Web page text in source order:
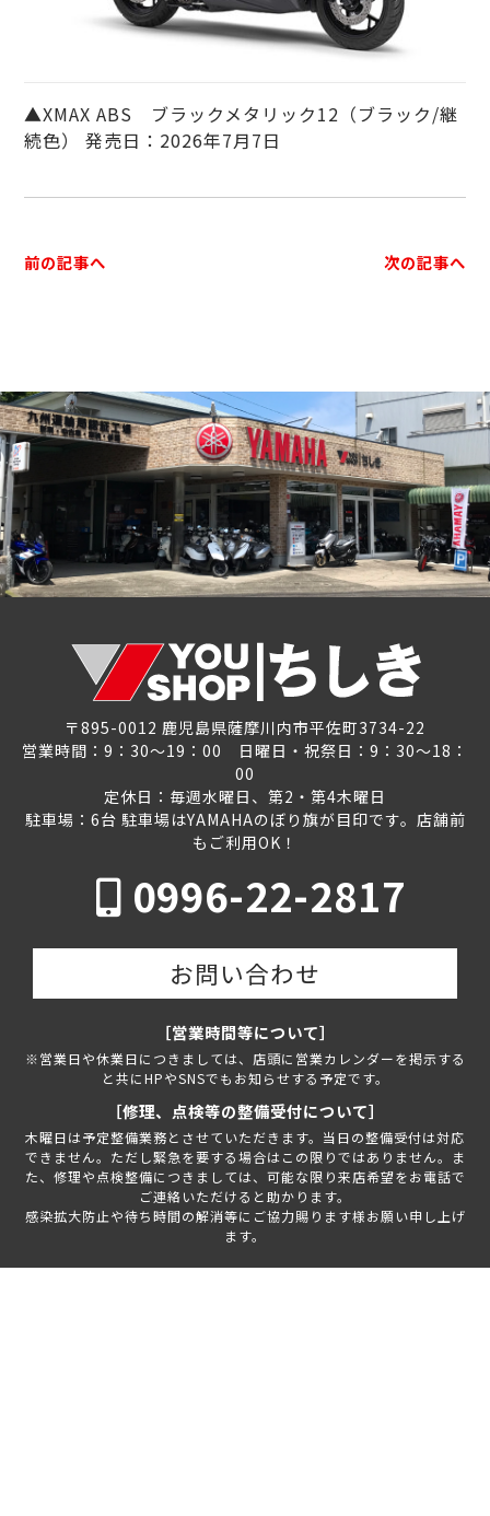
▲XMAX ABS ブラックメタリック12（ブラック/継
続色） 発売日：2026年7月7日
前の記事へ 次の記事へ
〒895-0012 鹿児島県薩摩川内市平佐町3734-22
営業時間：9：30～19：00 日曜日・祝祭日：9：30～18：
00
定休日：毎週水曜日、第2・第4木曜日
駐車場：6台 駐車場はYAMAHAのぼり旗が目印です。店舗前
もご利用OK！
0996-22-2817
お問い合わせ
［営業時間等について］
※営業日や休業日につきましては、店頭に営業カレンダーを掲示する
と共にHPやSNSでもお知らせする予定です。
［修理、点検等の整備受付について］
木曜日は予定整備業務とさせていただきます。当日の整備受付は対応
できません。ただし緊急を要する場合はこの限りではありません。ま
た、修理や点検整備につきましては、可能な限り来店希望をお電話で
ご連絡いただけると助かります。
感染拡大防止や待ち時間の解消等にご協力賜ります様お願い申し上げ
ます。